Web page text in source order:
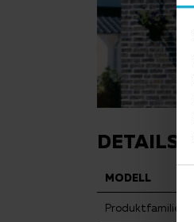
DETAILS
MODELL
Produktfamilie